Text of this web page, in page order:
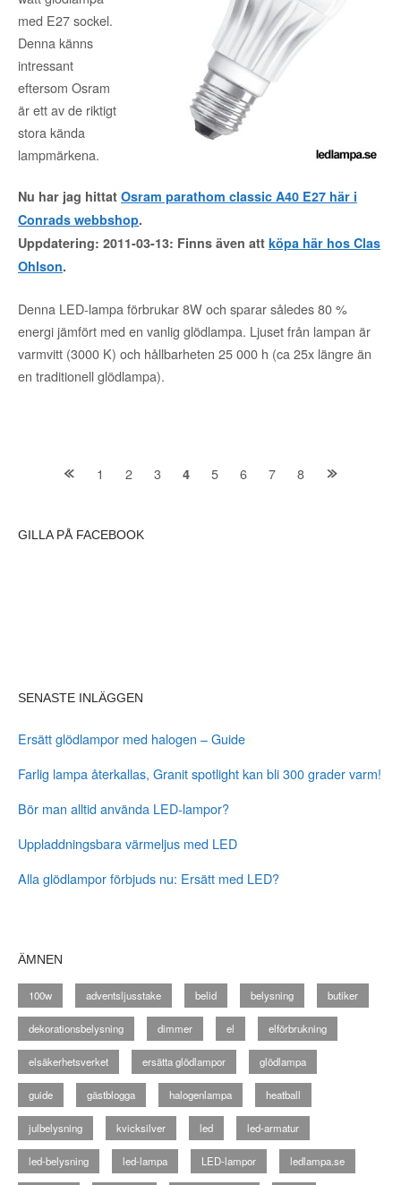
med E27 sockel.
Denna känns
intressant
eftersom Osram
är ett av de riktigt
stora kända
lampmärkena.
Nu har jag hittat Osram parathom classic A40 E27 här i
Conrads webbshop.
Uppdatering: 2011-03-13: Finns även att köpa här hos Clas
Ohlson.
Denna LED-lampa förbrukar 8W och sparar således 80 %
energi jämfört med en vanlig glödlampa. Ljuset från lampan är
varmvitt (3000 K) och hållbarheten 25 000 h (ca 25x längre än
en traditionell glödlampa).
Posts
1 2 3 4 5 6 7 8
GILLA PÅ FACEBOOK
SENASTE INLÄGGEN
Ersätt glödlampor med halogen – Guide
Farlig lampa återkallas, Granit spotlight kan bli 300 grader varm!
Bör man alltid använda LED-lampor?
Uppladdningsbara värmeljus med LED
Alla glödlampor förbjuds nu: Ersätt med LED?
ÄMNEN
100w adventsljusstake belid belysning butiker
dekorationsbelysning dimmer el elförbrukning
elsäkerhetsverket ersätta glödlampor glödlampa
guide gästblogga halogenlampa heatball
julbelysning kvicksilver led led-armatur
led-belysning led-lampa LED-lampor ledlampa.se